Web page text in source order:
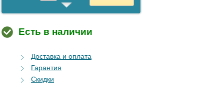
Есть в наличии
Доставка и оплата
Гарантия
Скидки